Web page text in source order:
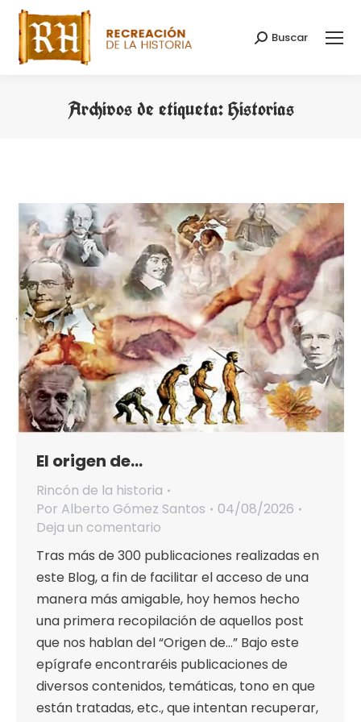
Buscar:
Buscar
Archivos de etiqueta:Historias
El origen de…
Rincón de la historia
Por Alberto Gómez Santos
04/08/2026
Deja un comentario
Tras más de 300 publicaciones realizadas en
este Blog, a fin de facilitar el acceso de una
manera más amigable, hoy hemos hecho
una primera recopilación de aquellos post
que nos hablan del “Origen de…” Bajo este
epígrafe encontraréis publicaciones de
diversos contenidos, temáticas, tono en que
están tratadas, etc., que intentan recuperar,